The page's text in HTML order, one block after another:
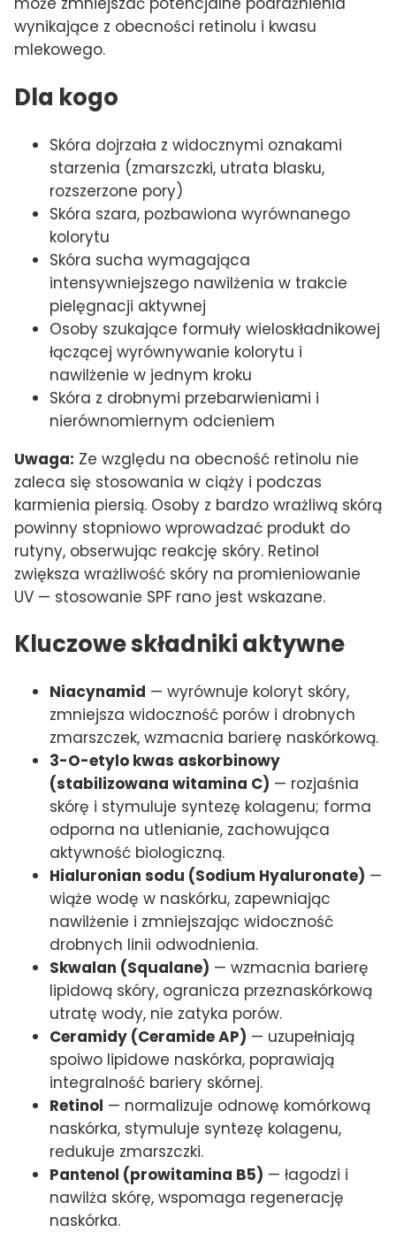
wynikające z obecności retinolu i kwasu
mlekowego.
Dla kogo
Skóra dojrzała z widocznymi oznakami
starzenia (zmarszczki, utrata blasku,
rozszerzone pory)
Skóra szara, pozbawiona wyrównanego
kolorytu
Skóra sucha wymagająca
intensywniejszego nawilżenia w trakcie
pielęgnacji aktywnej
Osoby szukające formuły wieloskładnikowej
łączącej wyrównywanie kolorytu i
nawilżenie w jednym kroku
Skóra z drobnymi przebarwieniami i
nierównomiernym odcieniem
Uwaga: Ze względu na obecność retinolu nie
zaleca się stosowania w ciąży i podczas
karmienia piersią. Osoby z bardzo wrażliwą skórą
powinny stopniowo wprowadzać produkt do
rutyny, obserwując reakcję skóry. Retinol
zwiększa wrażliwość skóry na promieniowanie
UV — stosowanie SPF rano jest wskazane.
Kluczowe składniki aktywne
Niacynamid — wyrównuje koloryt skóry,
zmniejsza widoczność porów i drobnych
zmarszczek, wzmacnia barierę naskórkową.
3-O-etylo kwas askorbinowy
(stabilizowana witamina C) — rozjaśnia
skórę i stymuluje syntezę kolagenu; forma
odporna na utlenianie, zachowująca
aktywność biologiczną.
Hialuronian sodu (Sodium Hyaluronate) —
wiąże wodę w naskórku, zapewniając
nawilżenie i zmniejszając widoczność
drobnych linii odwodnienia.
Skwalan (Squalane) — wzmacnia barierę
lipidową skóry, ogranicza przeznaskórkową
utratę wody, nie zatyka porów.
Ceramidy (Ceramide AP) — uzupełniają
spoiwo lipidowe naskórka, poprawiają
integralność bariery skórnej.
Retinol — normalizuje odnowę komórkową
naskórka, stymuluje syntezę kolagenu,
redukuje zmarszczki.
Pantenol (prowitamina B5) — łagodzi i
nawilża skórę, wspomaga regenerację
naskórka.